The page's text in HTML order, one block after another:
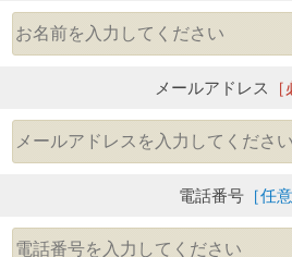
メールアドレス
電話番号 ［任意